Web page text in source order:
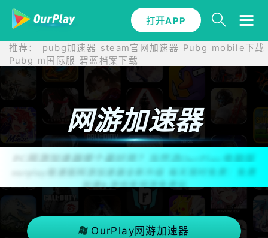
打开APP
推荐： pubg加速器 steam官网加速器 Pubg mobile下载
Pubg m国际服 碧蓝档案下载
网游加速器
PC网游加速器哪个最好用？当然选OurPlay电脑版
ourplay极速版网游加速器全新升级 每天限时免费：免费
加速&游戏库网游免费玩
OurPlay网游加速器